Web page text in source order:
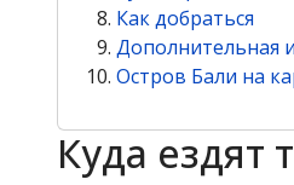
Как добраться
Дополнительная
Остров Бали на
Куда ездят